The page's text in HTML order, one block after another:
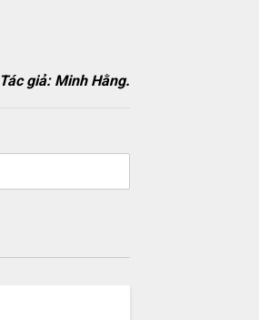
Tác giả: Minh Hằng.